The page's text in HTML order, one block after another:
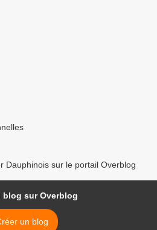
Dauphinois sur le portail Overblog
blog sur Overblog
un blog